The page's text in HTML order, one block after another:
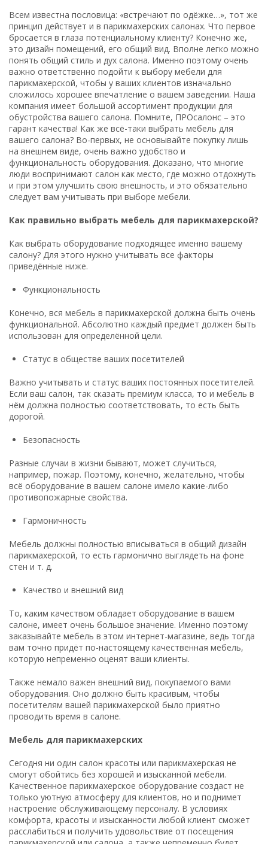
Всем известна пословица: «встречают по одёжке…», тот же
принцип действует и в парикмахерских салонах. Что первое
бросается в глаза потенциальному клиенту? Конечно же,
это дизайн помещений, его общий вид. Вполне легко можно
понять общий стиль и дух салона. Именно поэтому очень
важно ответственно подойти к выбору мебели для
парикмахерской, чтобы у ваших клиентов изначально
сложилось хорошее впечатление о вашем заведении. Наша
компания имеет большой ассортимент продукции для
обустройства вашего салона. Помните, ПРОсалонс – это
гарант качества! Как же всё-таки выбрать мебель для
вашего салона? Во-первых, не основывайте покупку лишь
на внешнем виде, очень важно удобство и
функциональность оборудования. Доказано, что многие
люди воспринимают салон как место, где можно отдохнуть
и при этом улучшить свою внешность, и это обязательно
следует вам учитывать при выборе мебели.
Как правильно выбрать мебель для парикмахерской?
Как выбрать оборудование подходящее именно вашему
салону? Для этого нужно учитывать все факторы
приведённые ниже.
Функциональность
Конечно, вся мебель в парикмахерской должна быть очень
функциональной. Абсолютно каждый предмет должен быть
использован для определённой цели.
Статус в обществе ваших посетителей
Важно учитывать и статус ваших постоянных посетителей.
Если ваш салон, так сказать премиум класса, то и мебель в
нём должна полностью соответствовать, то есть быть
дорогой.
Безопасность
Разные случаи в жизни бывают, может случиться,
например, пожар. Поэтому, конечно, желательно, чтобы
всё оборудование в вашем салоне имело какие-либо
противопожарные свойства.
Гармоничность
Мебель должны полностью вписываться в общий дизайн
парикмахерской, то есть гармонично выглядеть на фоне
стен и т. д.
Качество и внешний вид
То, каким качеством обладает оборудование в вашем
салоне, имеет очень большое значение. Именно поэтому
заказывайте мебель в этом интернет-магазине, ведь тогда
вам точно придёт по-настоящему качественная мебель,
которую непременно оценят ваши клиенты.
Также немало важен внешний вид, покупаемого вами
оборудования. Оно должно быть красивым, чтобы
посетителям вашей парикмахерской было приятно
проводить время в салоне.
Мебель для парикмахерских
Сегодня ни один салон красоты или парикмахерская не
смогут обойтись без хорошей и изысканной мебели.
Качественное парикмахерское оборудование создаст не
только уютную атмосферу для клиентов, но и поднимет
настроение обслуживающему персоналу. В условиях
комфорта, красоты и изысканности любой клиент сможет
расслабиться и получить удовольствие от посещения